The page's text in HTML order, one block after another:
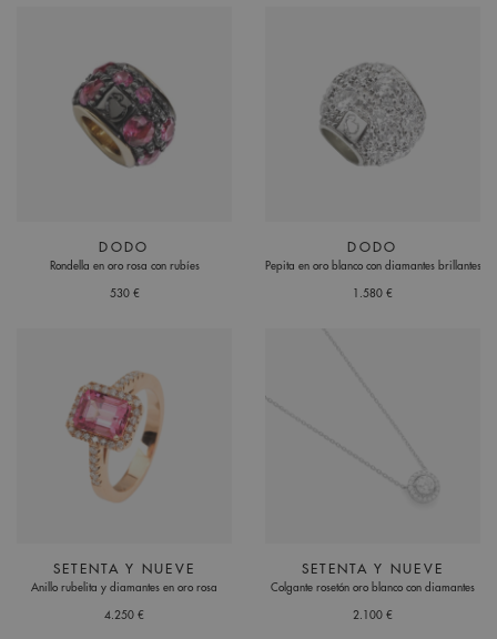
DODO
Rondella en oro rosa con rubíes
530 €
DODO
Pepita en oro blanco con diamantes brillantes
1.580 €
SETENTA Y NUEVE
Anillo rubelita y diamantes en oro rosa
4.250 €
SETENTA Y NUEVE
Colgante rosetón oro blanco con diamantes
2.100 €